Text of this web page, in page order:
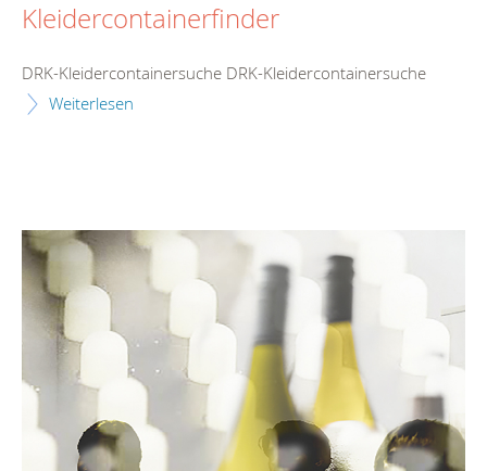
Kleidercontainerfinder
DRK-Kleidercontainersuche DRK-Kleidercontainersuche
Weiterlesen